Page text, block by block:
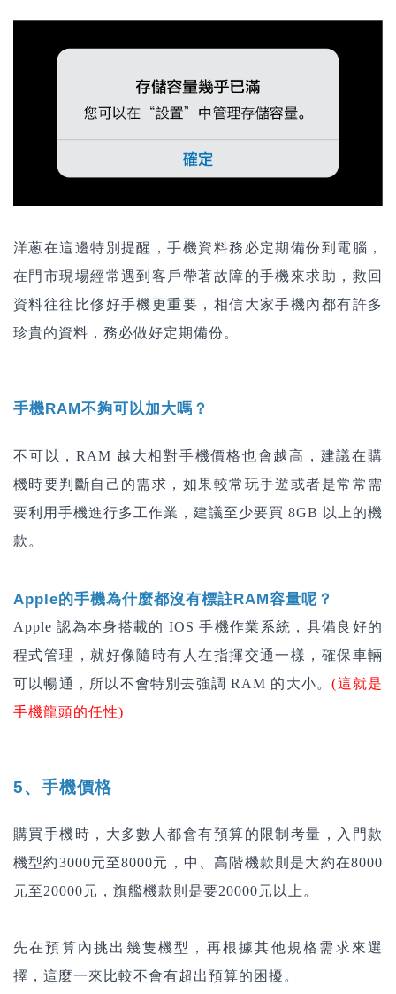
洋蔥在這邊特別提醒，手機資料務必定期備份到電腦，
在門市現場經常遇到客戶帶著故障的手機來求助，救回
資料往往比修好手機更重要，相信大家手機內都有許多
珍貴的資料，務必做好定期備份。
手機RAM不夠可以加大嗎？
不可以，RAM 越大相對手機價格也會越高，建議在購
機時要判斷自己的需求，如果較常玩手遊或者是常常需
要利用手機進行多工作業，建議至少要買 8GB 以上的機
款。
Apple的手機為什麼都沒有標註RAM容量呢？
Apple認為本身搭載的 IOS 手機作業系統，具備良好的
程式管理，就好像隨時有人在指揮交通一樣，確保車輛
可以暢通，所以不會特別去強調 RAM 的大小。(這就是
手機龍頭的任性)
5、手機價格
購買手機時，大多數人都會有預算的限制考量，入門款
機型約3000元至8000元，中、高階機款則是大約在8000
元至20000元，旗艦機款則是要20000元以上。
先在預算內挑出幾隻機型，再根據其他規格需求來選
擇，這麼一來比較不會有超出預算的困擾。